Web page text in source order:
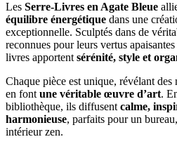
Les Serre-Livres en Agate Bleue
équilibre énergétique dans une
exceptionnelle. Sculptés dans de
reconnues pour leurs vertus
livres apportentsérénité, style et
Chaque pièce est unique, révélant
en fontune véritable œuvre d’art.
bibliothèque, ils diffusentcalme,
harmonieuse, parfaits pour un
intérieur zen.